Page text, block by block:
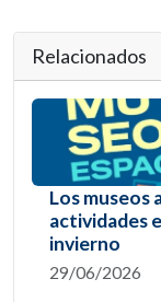
Relacionados
Los museos
actividades
invierno
29/06/2026